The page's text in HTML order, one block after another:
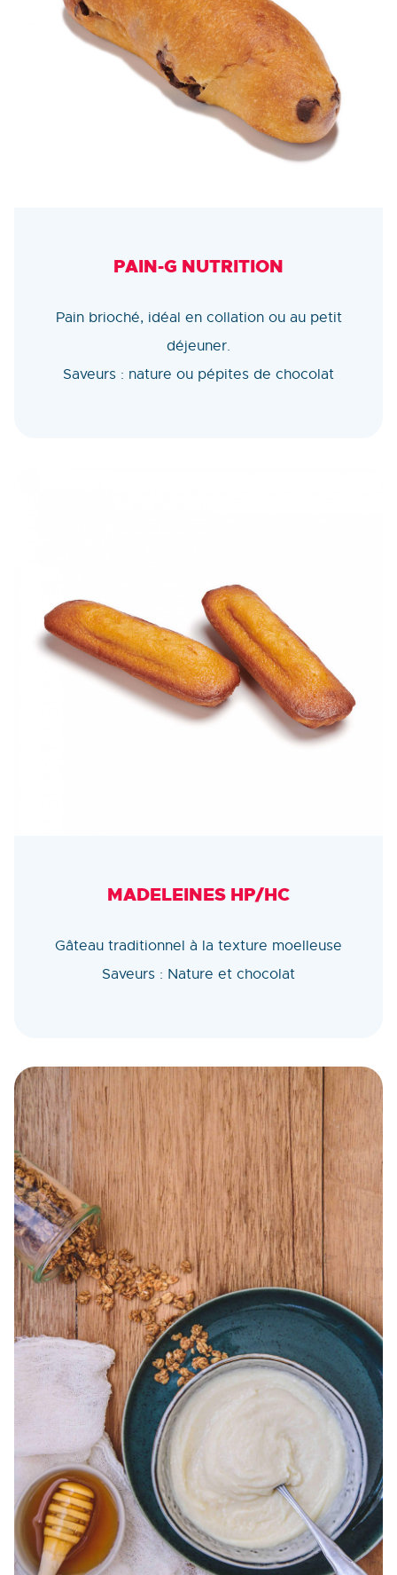
PAIN-G NUTRITION
Pain brioché, idéal en collation ou au petit
déjeuner.
Saveurs : nature ou pépites de chocolat
MADELEINES HP/HC
Gâteau traditionnel à la texture moelleuse
Saveurs : Nature et chocolat